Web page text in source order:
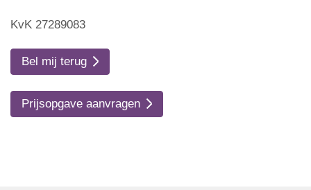
KvK 27289083
Bel mij terug
Prijsopgave aanvragen